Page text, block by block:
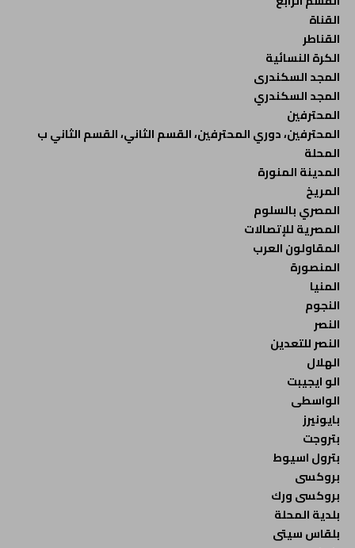
القناة
القناطر
الكرة النسائية
المجد السكندرى
المجد السكندري
المحترفين
المحترفين، دوري المحترفين، القسم الثاني، القسم الثاني ب
المحلة
المدينة المنورة
المريخ
المصري بالسلوم
المصرية للإتصالات
المقاولون العرب
المنصورة
المنيا
النجوم
النصر
النصر للتعدين
الهلال
الو ايجيبت
الواسطى
بايونيرز
بتروجت
بترول اسيوط
بروكسى
بروكسى ورك
بلدية المحلة
بلقاس سيتى